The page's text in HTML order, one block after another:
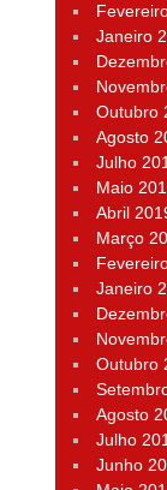
Janeiro
Outubro
Agosto
Julho
Maio
Abril
Março
Janeiro
Outubro
Agosto
Julho
Junho